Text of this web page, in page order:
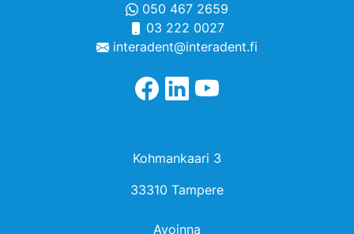
050 467 2659
03 222 0027
interadent@interadent.fi
Kohmankaari 3
33310 Tampere
Avoinna